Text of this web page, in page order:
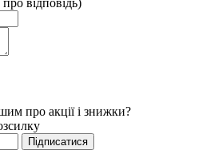
про акції і знижки?
Підписатися